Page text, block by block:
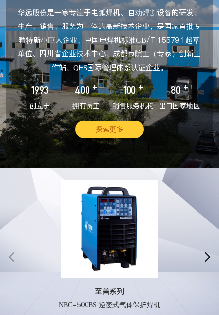
华远股份是一家专注于电弧焊机、自动焊割设备的研发、
生产、销售、服务为一体的高新技术企业，是国家首批专
精特新小巨人企业、中国电焊机标准GB/T 15579.1起草
单位、四川省企业技术中心、成都市院士（专家）创新工
作站、QES国际管理体系认证企业。
1993
创立于
400 +
拥有员工
100 +
销售服务机构
80 +
出口国家地区
探索更多
至善系列
NBC-500BS 逆变式气体保护焊机
 